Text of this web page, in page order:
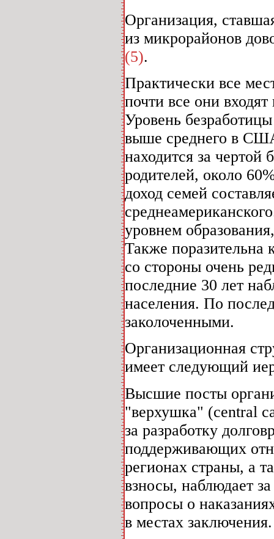
Организация,
из микрорайонов
(5).
Практически все
почти все они
Уровень
выше среднего в
находится за чертой
родителей, около
доход семей
уровнем
Также
со стороны очень
последние 30 лет
населения. По
заколоченными.
Организационная
имеет следующий
Высшие посты
"верхушка" (central
за разработку
поддерживающих
регионах страны, а
взносы, наблюдает
вопросы о
в местах заключения.